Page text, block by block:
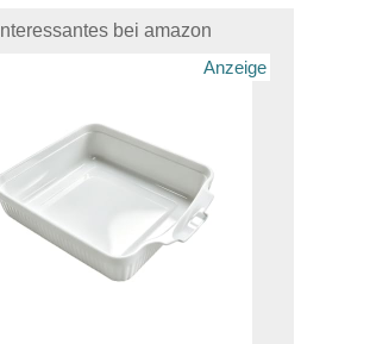
Interessantes bei amazon
Anzeige